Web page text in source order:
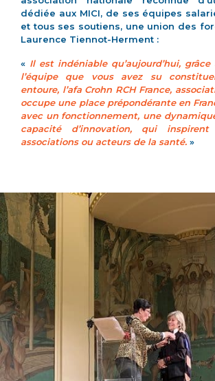
dédiée aux MICI, de ses équipes
et tous ses soutiens, une union des
Laurence Tiennot-Herment :
« Il est indéniable qu’aujourd’hui,
l’équipe que vous avez su
entoure, l’afa Crohn RCH France,
occupe une place prépondérante en
avec un fonctionnement, une
capacité d’innovation, qui inspirent
associations ou acteurs de la santé. »